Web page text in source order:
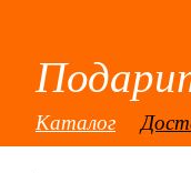
Каталог